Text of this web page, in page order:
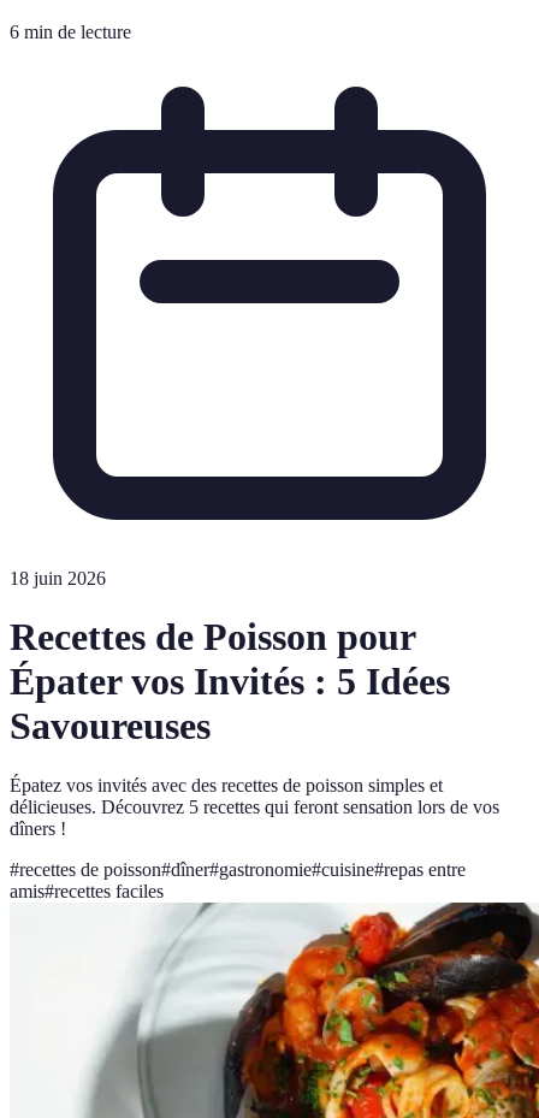
6 min de lecture
18 juin 2026
Recettes de Poisson pour
Épater vos Invités : 5 Idées
Savoureuses
Épatez vos invités avec des recettes de poisson simples et
délicieuses. Découvrez 5 recettes qui feront sensation lors de vos
dîners !
#recettes de poisson#dîner#gastronomie#cuisine#repas entre
amis#recettes faciles